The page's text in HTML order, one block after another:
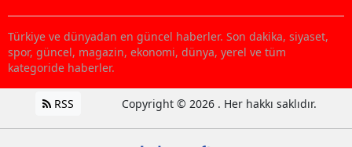
Türkiye ve dünyadan en güncel haberler. Son dakika, siyaset,
spor, güncel, magazin, ekonomi, dünya, yerel ve tüm
kategoride haberler.
RSS Copyright © 2026 . Her hakkı saklıdır.